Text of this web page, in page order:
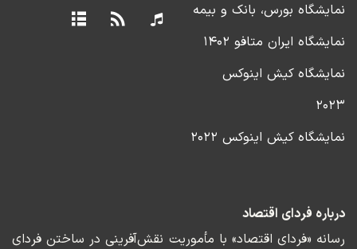
نمایشگاه بورس، بانک و بیمه
نمایشگاه ایران متافو ۱۴۰۲
نمایشگاه کیش اینوکس
۲۰۲۳
نمایشگاه کیش اینوکس ۲۰۲۲
درباره فردای اقتصاد
رسانه «فردای اقتصاد» با مأموریت نقش‌آفرینی در ساختن فردای